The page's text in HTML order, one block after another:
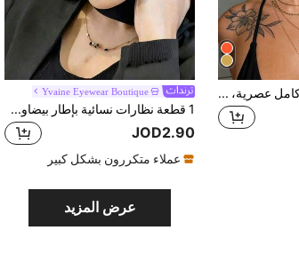
1 قطعة نظارات إطار كامل عصرية، نظارات بأسلوب الشارع الرجعي مخصصة، مناسبة للصيف في الهواء الطلق والسفر والشاطئ، نظارات قيادة للنساء Yvaine Eyewear Boutique
1 قطعة نظارات نسائية بإطار بيضاوي صغير بتصميم أوروبي وأمريكي عتيق مخصص، نظارات موضة راقية متعددة الاستخدامات بأسلوب الشارع
JOD2.90
عملاء متكررون بشكل كبير
عرض المزيد